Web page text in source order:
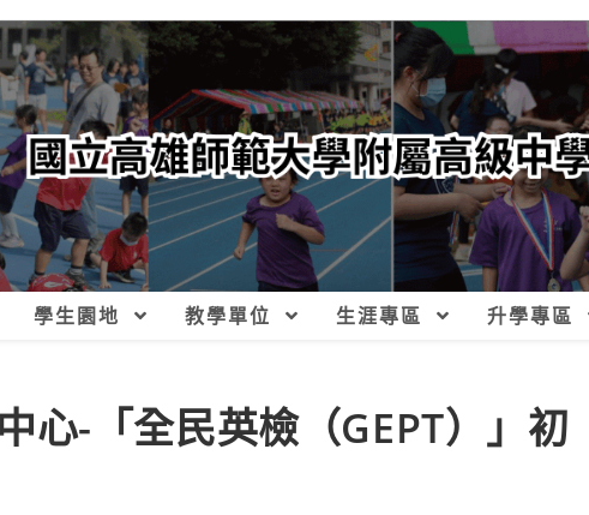
學生園地 教學單位 生涯專區 升學專區
心-「全民英檢（GEPT）」初